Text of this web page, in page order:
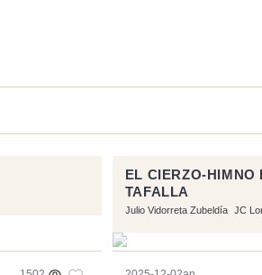
EL CIERZO-HIMNO
TAFALLA
Julio Vidorreta Zubeldía JC